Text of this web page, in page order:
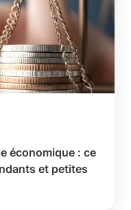
économique : ce
et petites